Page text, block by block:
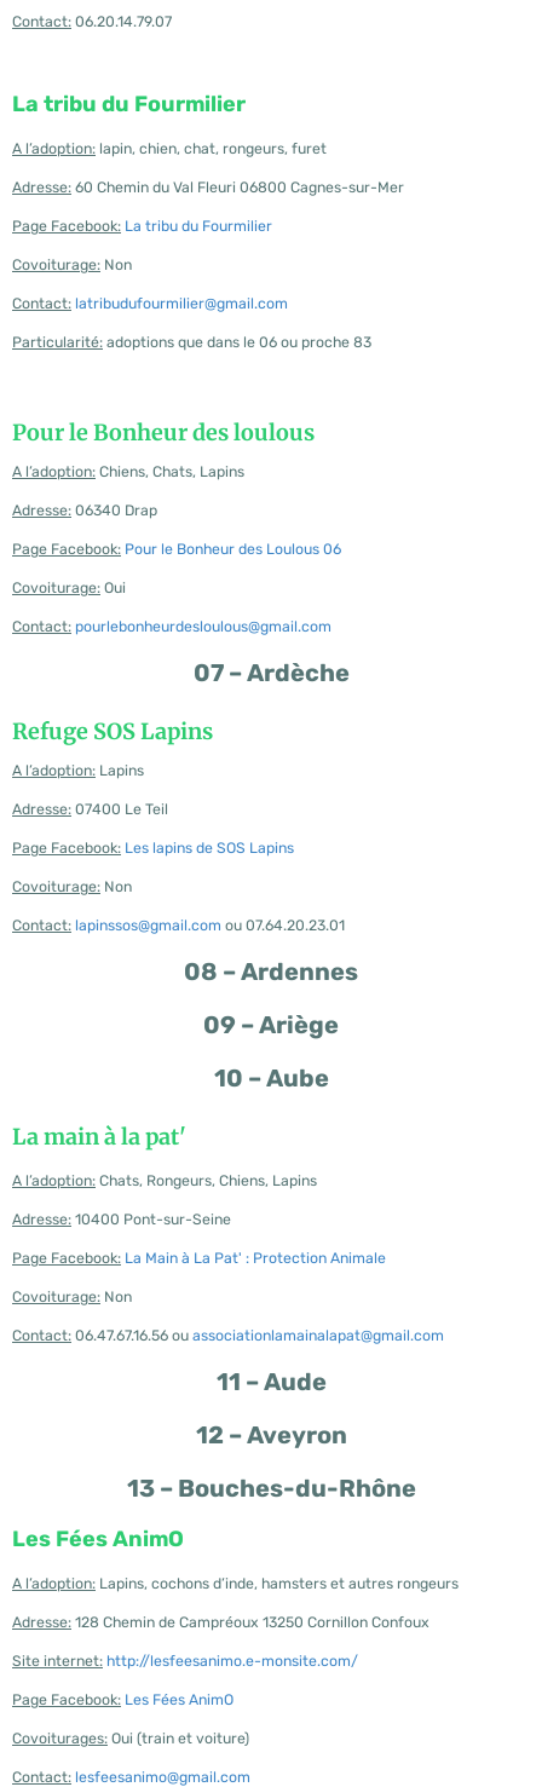
Contact: 06.20.14.79.07
La tribu du Fourmilier
A l’adoption: lapin, chien, chat, rongeurs, furet
Adresse: 60 Chemin du Val Fleuri 06800 Cagnes-sur-Mer
Page Facebook: La tribu du Fourmilier
Covoiturage: Non
Contact: latribudufourmilier@gmail.com
Particularité: adoptions que dans le 06 ou proche 83
Pour le Bonheur des loulous
A l’adoption: Chiens, Chats, Lapins
Adresse: 06340 Drap
Page Facebook: Pour le Bonheur des Loulous 06
Covoiturage: Oui
Contact: pourlebonheurdesloulous@gmail.com
07 – Ardèche
Refuge SOS Lapins
A l’adoption: Lapins
Adresse: 07400 Le Teil
Page Facebook: Les lapins de SOS Lapins
Covoiturage: Non
Contact: lapinssos@gmail.com ou 07.64.20.23.01
08 – Ardennes
09 – Ariège
10 – Aube
La main à la pat'
A l’adoption: Chats, Rongeurs, Chiens, Lapins
Adresse: 10400 Pont-sur-Seine
Page Facebook: La Main à La Pat' : Protection Animale
Covoiturage: Non
Contact: 06.47.67.16.56 ou associationlamainalapat@gmail.com
11 – Aude
12 – Aveyron
13 – Bouches-du-Rhône
Les Fées AnimO
A l’adoption: Lapins, cochons d’inde, hamsters et autres rongeurs
Adresse: 128 Chemin de Campréoux 13250 Cornillon Confoux
Site internet: http://lesfeesanimo.e-monsite.com/
Page Facebook: Les Fées AnimO
Covoiturages: Oui (train et voiture)
Contact: lesfeesanimo@gmail.com